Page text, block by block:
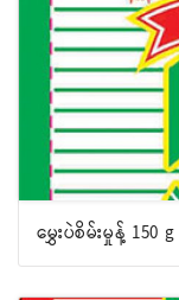
မွှေးပဲစိမ်းမှုန့် 150 g